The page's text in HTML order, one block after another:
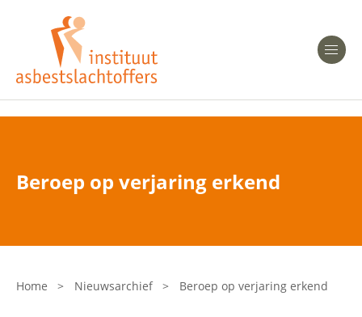
Heeft u Mesothelioom?
Heeft u Asbestose?
Bent u arts?
Asbest en Gezondheid
Laatste nieuws
Beroep op verjaring erkend
Home > Nieuwsarchief > Beroep op verjaring erkend